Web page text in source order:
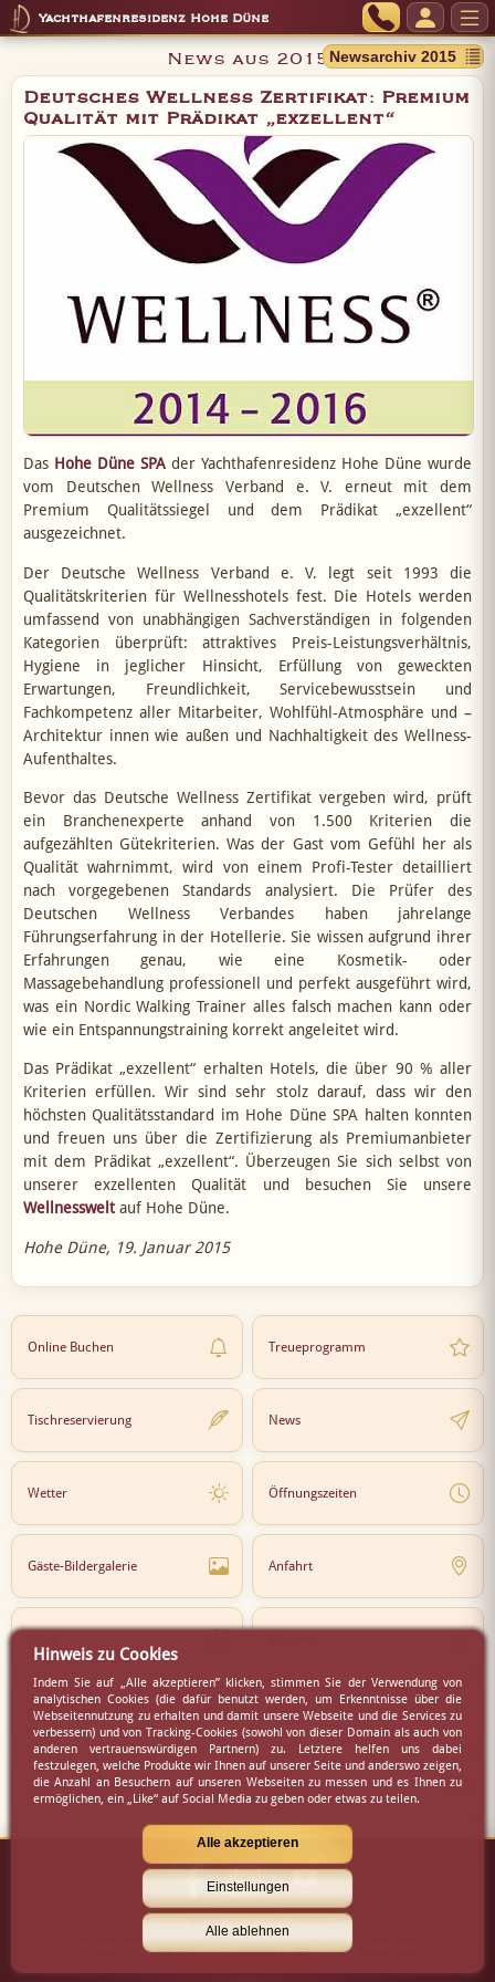
Yachthafenresidenz Hohe Düne
News aus 2015
Deutsches Wellness Zertifikat: Premium
Qualität mit Prädikat „exzellent“
Das Hohe Düne SPA der Yachthafenresidenz Hohe Düne wurde
vom Deutschen Wellness Verband e. V. erneut mit dem
Premium Qualitätssiegel und dem Prädikat „exzellent“
ausgezeichnet.
Der Deutsche Wellness Verband e. V. legt seit 1993 die
Qualitätskriterien für Wellnesshotels fest. Die Hotels werden
umfassend von unabhängigen Sachverständigen in folgenden
Kategorien überprüft: attraktives Preis-Leistungsverhältnis,
Hygiene in jeglicher Hinsicht, Erfüllung von geweckten
Erwartungen, Freundlichkeit, Servicebewusstsein und
Fachkompetenz aller Mitarbeiter, Wohlfühl-Atmosphäre und –
Architektur innen wie außen und Nachhaltigkeit des Wellness-
Aufenthaltes.
Bevor das Deutsche Wellness Zertifikat vergeben wird, prüft
ein Branchenexperte anhand von 1.500 Kriterien die
aufgezählten Gütekriterien. Was der Gast vom Gefühl her als
Qualität wahrnimmt, wird von einem Profi-Tester detailliert
nach vorgegebenen Standards analysiert. Die Prüfer des
Deutschen Wellness Verbandes haben jahrelange
Führungserfahrung in der Hotellerie. Sie wissen aufgrund ihrer
Erfahrungen genau, wie eine Kosmetik- oder
Massagebehandlung professionell und perfekt ausgeführt wird,
was ein Nordic Walking Trainer alles falsch machen kann oder
wie ein Entspannungstraining korrekt angeleitet wird.
Das Prädikat „exzellent“ erhalten Hotels, die über 90 % aller
Kriterien erfüllen. Wir sind sehr stolz darauf, dass wir den
höchsten Qualitätsstandard im Hohe Düne SPA halten konnten
und freuen uns über die Zertifizierung als Premiumanbieter
mit dem Prädikat „exzellent“. Überzeugen Sie sich selbst von
unserer exzellenten Qualität und besuchen Sie unsere
Wellnesswelt auf Hohe Düne.
Hohe Düne, 19. Januar 2015
Online Buchen Treueprogramm
Tischreservierung News
Wetter Öffnungszeiten
Gäste-Bildergalerie Anfahrt
Newsletter Partner
Virtueller Rundgang Presse
Kontakt|Impressum|AGB
Datenschutz|Sitemap|zur Desktop-Website
Hinweis zu Cookies
Indem Sie auf „Alle akzeptieren” klicken, stimmen Sie der Verwendung von
analytischen Cookies (die dafür benutzt werden, um Erkenntnisse über die
Webseitennutzung zu erhalten und damit unsere Webseite und die Services zu
verbessern) und von Tracking-Cookies (sowohl von dieser Domain als auch von
anderen vertrauenswürdigen Partnern) zu. Letztere helfen uns dabei
festzulegen, welche Produkte wir Ihnen auf unserer Seite und anderswo zeigen,
die Anzahl an Besuchern auf unseren Webseiten zu messen und es Ihnen zu
ermöglichen, ein „Like“ auf Social Media zu geben oder etwas zu teilen.
Alle akzeptieren
Einstellungen
Alle ablehnen